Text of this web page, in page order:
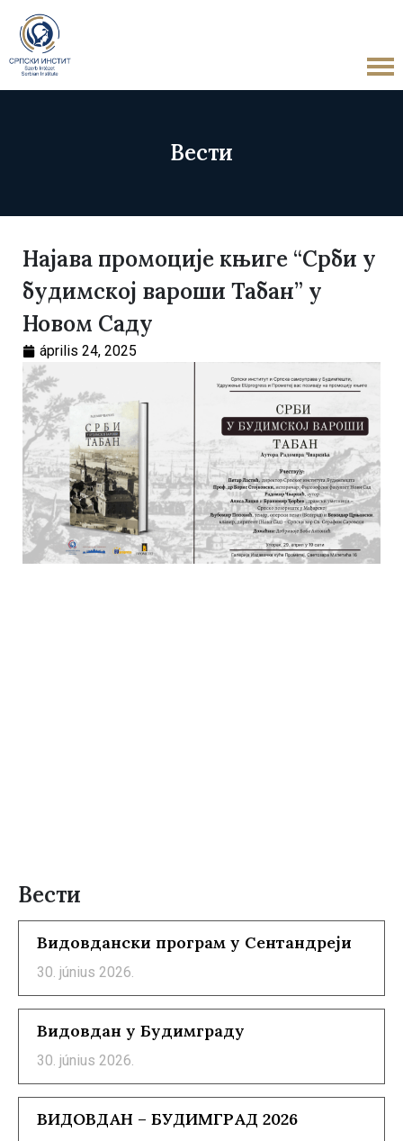
Вести
Најава промоције књиге “Срби у
будимској вароши Табан” у
Новом Саду
április 24, 2025
Вести
Видовдански програм у Сентандреји
30. június 2026.
Видовдан у Будимграду
30. június 2026.
ВИДОВДАН – БУДИМГРАД 2026